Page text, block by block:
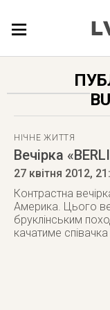
ПУБЛІКАЦІЇ
НІЧНЕ ЖИТТЯ
Вечірка
27 квітня 2012,
Контрастна
Америка. Цього
бруклінським
качатиме